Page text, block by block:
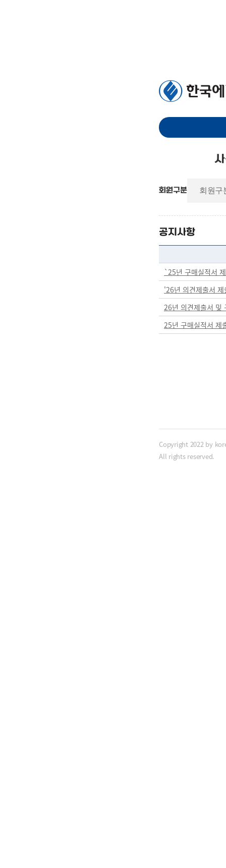
회원구분
공지사항
`25년 구매실적서
'26년 의견제출서
26년 의견제출서 및
25년 구매실적서 제
Copyright 2022 by
All rights reserved.